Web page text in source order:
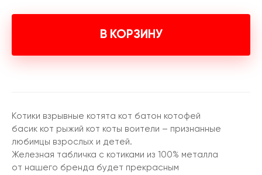
В КОРЗИНУ
Котики взрывные котята кот батон котофей
басик кот рыжий кот коты воители – признанные
любимцы взрослых и детей.
Железная табличка с котиками из 100% металла
от нашего бренда будет прекрасным